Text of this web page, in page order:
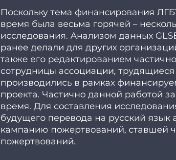
Поскольку тема финансирования
время была весьма горячей –
исследования. Анализом данных
ранее делали для других
также его редактированием
сотрудницы ассоциации,
производились в рамках
проекта. Частично данной работой
время. Для составления
будущего перевода на русский язык
кампанию пожертвований, ставшей
пожертвований.